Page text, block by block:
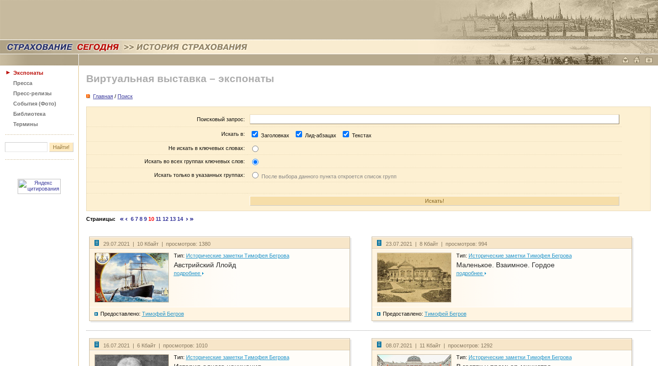
Экспонаты
Пресса
Пресс-релизы
События (Фото)
Библиотека
Термины
Виртуальная выставка – экспонаты
Главная / Поиск
Поисковый запрос:
Искать в: Заголовках Лид-абзацах Текстах
Не искать в ключевых словах:
Искать во всех группах ключевых слов:
Искать только в указанных группах: После выбора данного пункта откроется список групп
Страницы: 6 7 8 9 10 11 12 13 14
29.07.2021 | 10 Кбайт | просмотров: 1380
Тип: Исторические заметки Тимофея Бегрова
Австрийский Ллойд
подробнее
Предоставлено: Тимофей Бегров
23.07.2021 | 8 Кбайт | просмотров: 994
Тип: Исторические заметки Тимофея Бегрова
Маленькое. Взаимное. Гордое
подробнее
Предоставлено: Тимофей Бегров
16.07.2021 | 6 Кбайт | просмотров: 1010
Тип: Исторические заметки Тимофея Бегрова
08.07.2021 | 11 Кбайт | просмотров: 1292
Тип: Исторические заметки Тимофея Бегрова